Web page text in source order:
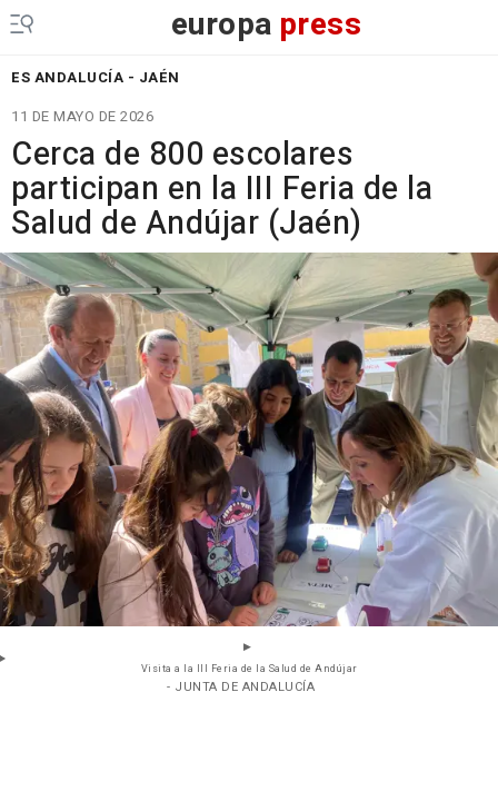
europa press
ES ANDALUCÍA - JAÉN
11 DE MAYO DE 2026
Cerca de 800 escolares
participan en la III Feria de la
Salud de Andújar (Jaén)
Visita a la III Feria de la Salud de Andújar
- JUNTA DE ANDALUCÍA